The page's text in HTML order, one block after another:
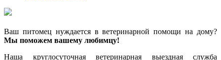
Ваш питомец нуждается в ветеринарной помощи на дому?
Мы поможем вашему любимцу!
Наша круглосуточная ветеринарная выездная служба